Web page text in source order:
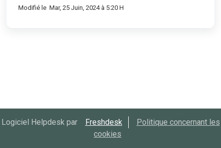
Modifié le Mar, 25 Juin, 2024 à 5:20 H
Logiciel Helpdesk par Freshdesk
Politique concernant les
cookies